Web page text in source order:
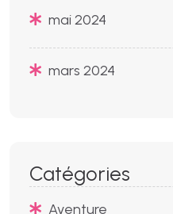
mai 2024
mars 2024
Catégories
Aventure